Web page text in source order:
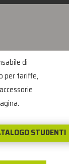
di
per tariffe,
STUDENTI